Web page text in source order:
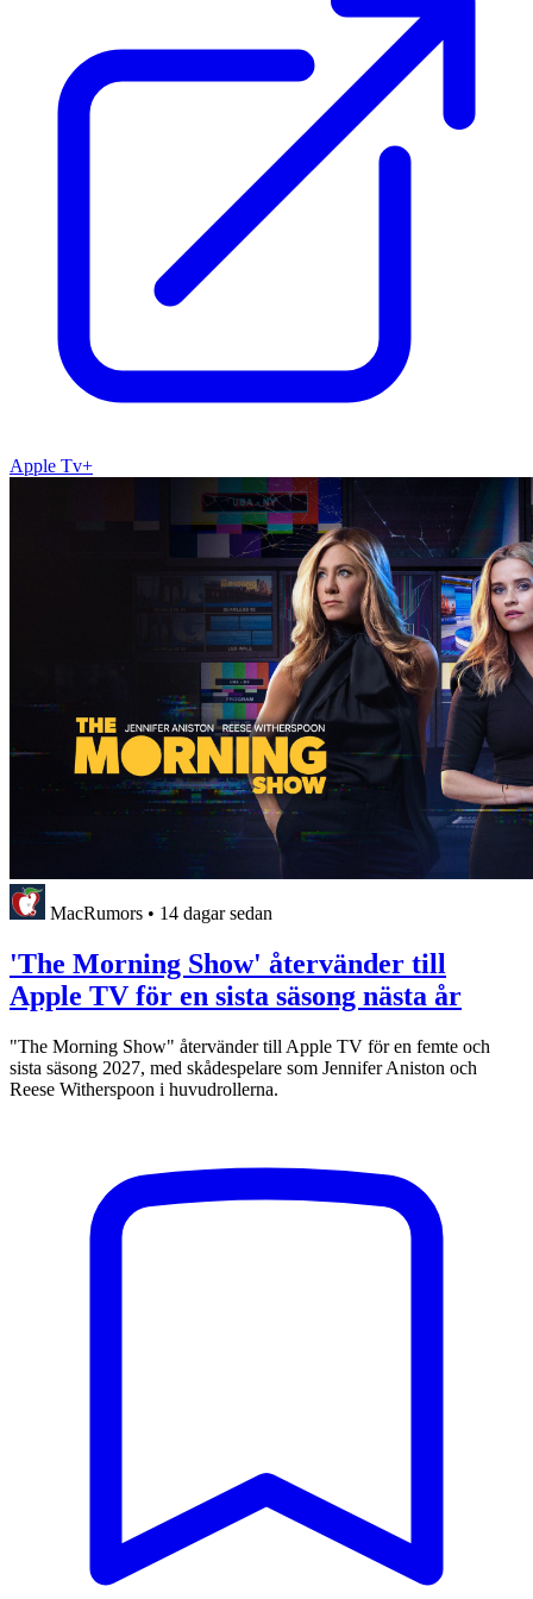
Apple Tv+
MacRumors • 14 dagar sedan
'The Morning Show' återvänder till
Apple TV för en sista säsong nästa år
"The Morning Show" återvänder till Apple TV för en femte och
sista säsong 2027, med skådespelare som Jennifer Aniston och
Reese Witherspoon i huvudrollerna.